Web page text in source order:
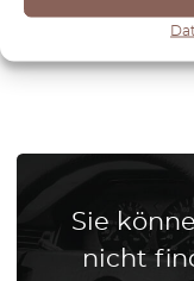
Sie
nicht